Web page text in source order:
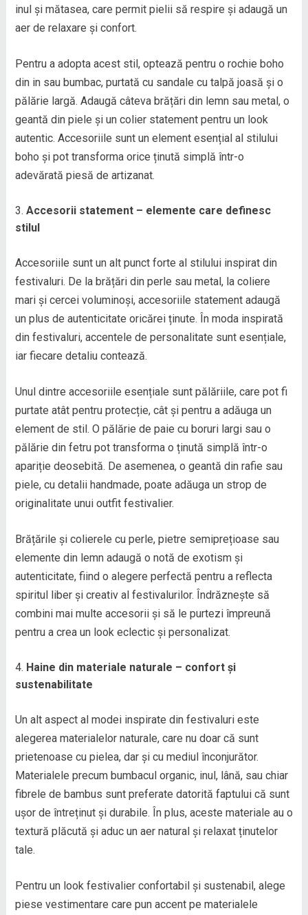
inul și mătasea, care permit pielii să respire și adaugă un
aer de relaxare și confort.
Pentru a adopta acest stil, optează pentru o rochie boho
din in sau bumbac, purtată cu sandale cu talpă joasă și o
pălărie largă. Adaugă câteva brățări din lemn sau metal, o
geantă din piele și un colier statement pentru un look
autentic. Accesoriile sunt un element esențial al stilului
boho și pot transforma orice ținută simplă într-o
adevărată piesă de artizanat.
Accesorii statement – elemente care definesc
stilul
Accesoriile sunt un alt punct forte al stilului inspirat din
festivaluri. De la brățări din perle sau metal, la coliere
mari și cercei voluminoși, accesoriile statement adaugă
un plus de autenticitate oricărei ținute. În moda inspirată
din festivaluri, accentele de personalitate sunt esențiale,
iar fiecare detaliu contează.
Unul dintre accesoriile esențiale sunt pălăriile, care pot fi
purtate atât pentru protecție, cât și pentru a adăuga un
element de stil. O pălărie de paie cu boruri largi sau o
pălărie din fetru pot transforma o ținută simplă într-o
apariție deosebită. De asemenea, o geantă din rafie sau
piele, cu detalii handmade, poate adăuga un strop de
originalitate unui outfit festivalier.
Brățările și colierele cu perle, pietre semiprețioase sau
elemente din lemn adaugă o notă de exotism și
autenticitate, fiind o alegere perfectă pentru a reflecta
spiritul liber și creativ al festivalurilor. Îndrăznește să
combini mai multe accesorii și să le purtezi împreună
pentru a crea un look eclectic și personalizat.
Haine din materiale naturale – confort și
sustenabilitate
Un alt aspect al modei inspirate din festivaluri este
alegerea materialelor naturale, care nu doar că sunt
prietenoase cu pielea, dar și cu mediul înconjurător.
Materialele precum bumbacul organic, inul, lână, sau chiar
fibrele de bambus sunt preferate datorită faptului că sunt
ușor de întreținut și durabile. În plus, aceste materiale au o
textură plăcută și aduc un aer natural și relaxat ținutelor
tale.
Pentru un look festivalier confortabil și sustenabil, alege
piese vestimentare care pun accent pe materialele